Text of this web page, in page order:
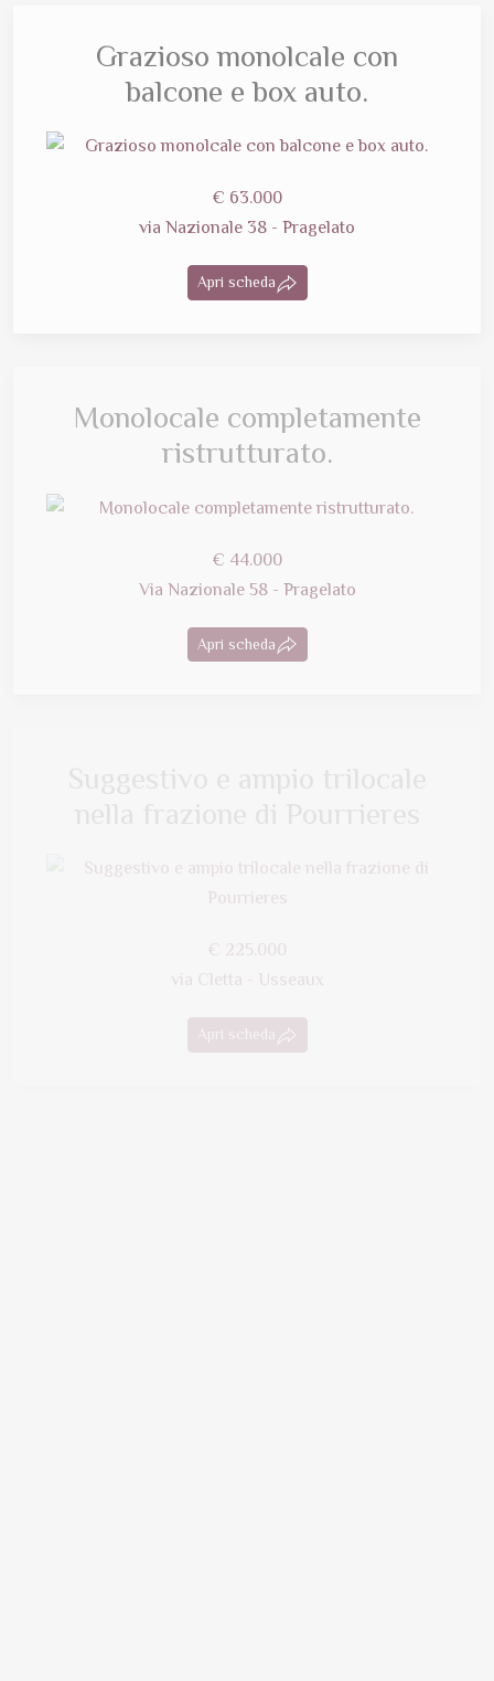
Grazioso monolcale con
balcone e box auto.
€ 63.000
via Nazionale 38 - Pragelato
Apri scheda
Monolocale completamente
ristrutturato.
€ 44.000
Via Nazionale 58 - Pragelato
Apri scheda
€ 225.000
via Cletta - Usseaux
Apri scheda